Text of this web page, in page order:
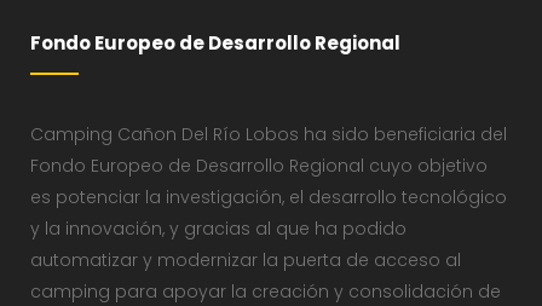
Fondo Europeo de Desarrollo Regional
Camping Cañon Del Río Lobos ha sido beneficiaria del
Fondo Europeo de Desarrollo Regional cuyo objetivo
es potenciar la investigación, el desarrollo tecnológico
y la innovación, y gracias al que ha podido
automatizar y modernizar la puerta de acceso al
camping para apoyar la creación y consolidación de